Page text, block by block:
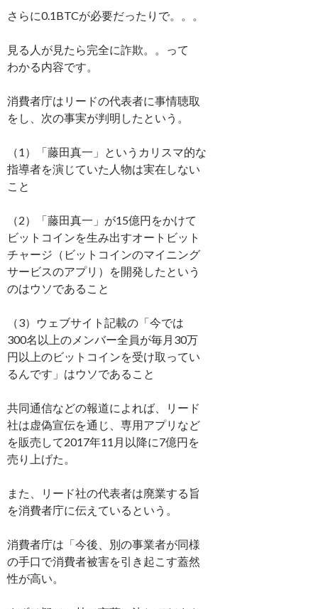
さらに0.1BTCが必要だったりで。。。
見る人が見たら完全に詐欺。。って
わかる内容です。
消費者庁はリードの代表者に事情聴取
をし、次の事実が判明したという。
（1）「藤田真一」というカリスマ的な
指導者を演じていた人物は実在しない
こと
（2）「藤田真一」が15億円をかけて
ビットコインを生み出すオートビット
チャージ（ビットコインのマイニング
サービスのアプリ）を開発したという
のはウソであること
（3）ウェブサイト記載の「今では
300名以上のメンバー全員が毎月30万
円以上のビットコインを受け取ってい
るんです」はウソであること
共同通信などの報道によれば、リード
社は虚偽宣伝を通じ、専用アプリなど
を販売して2017年11月以降に7億円を
売り上げた。
また、リード社の代表者は廃業する旨
を消費者庁に伝えているという。
消費者庁は「今後、別の事業者が同様
の手口で消費者被害を引き起こす蓋然
性が高い。